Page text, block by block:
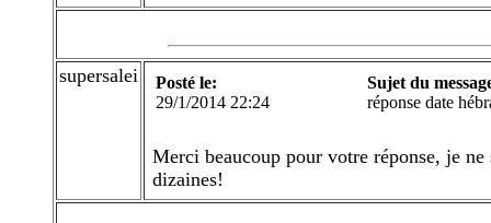
supersalei
Posté le:
29/1/2014 22:24
Sujet du
réponse date
Merci beaucoup pour votre réponse, je
dizaines!